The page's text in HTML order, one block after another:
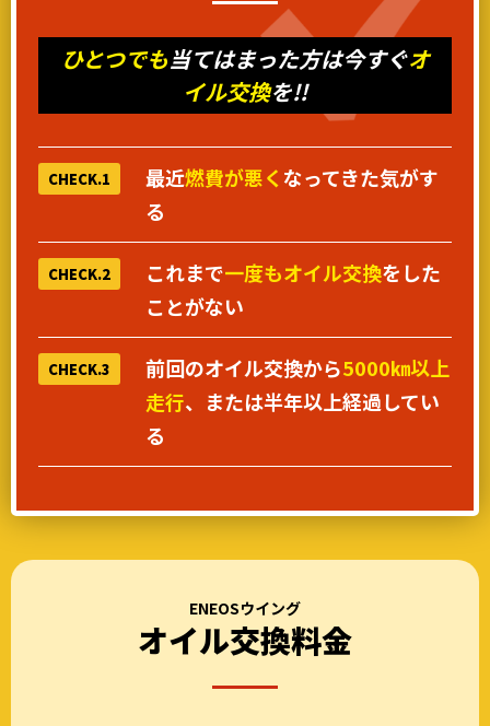
ひとつでも当てはまった方は今すぐオ
イル交換を!!
CHECK.1 最近燃費が悪く なってきた気がす
る
CHECK.2 これまで一度もオイル交換をした
ことがない
CHECK.3 前回のオイル交換から5000㎞以上
走行、または半年以上経過してい
る
ENEOSウイング
オイル交換料金